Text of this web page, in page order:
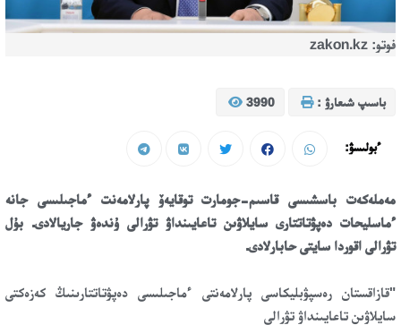
فوتو: zakon.kz
باسىپ شىعارۋ : 3990
ءبولىسۋ:
مەملەكەت باسشىسى قاسىم-جومارت توقايەۆ پارلامەنت ءماجىلىسى جانە
ءماسليحات دەپۋتاتتارى سايلاۋىن تاعايىنداۋ تۋرالى ۇندەۋ جاريالادى. بۇل
تۋرالى اقوردا سايتى حابارلادى.
"قازاقستان رەسپۋبليكاسى پارلامەنتى ءماجىلىسى دەپۋتاتتارىنىڭ كەزەكتى
سايلاۋىن تاعايىنداۋ تۋرالى